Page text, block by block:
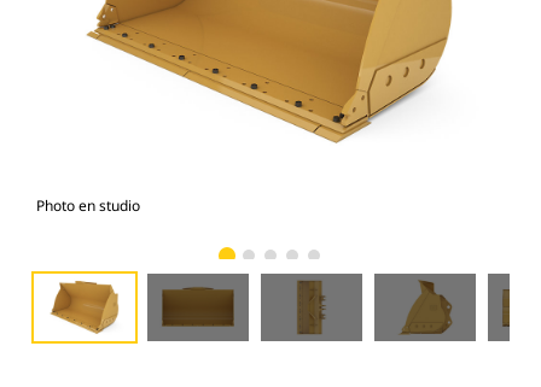
Photo en studio